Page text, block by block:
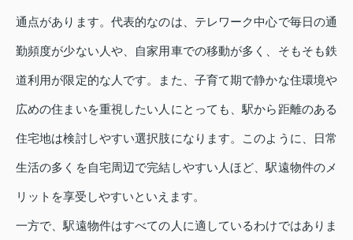
通点があります。代表的なのは、テレワーク中心で毎日の通
勤頻度が少ない人や、自家用車での移動が多く、そもそも鉄
道利用が限定的な人です。また、子育て期で静かな住環境や
広めの住まいを重視したい人にとっても、駅から距離のある
住宅地は検討しやすい選択肢になります。このように、日常
生活の多くを自宅周辺で完結しやすい人ほど、駅遠物件のメ
リットを享受しやすいといえます。
一方で、駅遠物件はすべての人に適しているわけではありま